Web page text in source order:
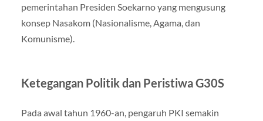
pemerintahan Presiden Soekarno yang mengusung
konsep Nasakom (Nasionalisme, Agama, dan
Komunisme).
Ketegangan Politik dan Peristiwa G30S
Pada awal tahun 1960-an, pengaruh PKI semakin